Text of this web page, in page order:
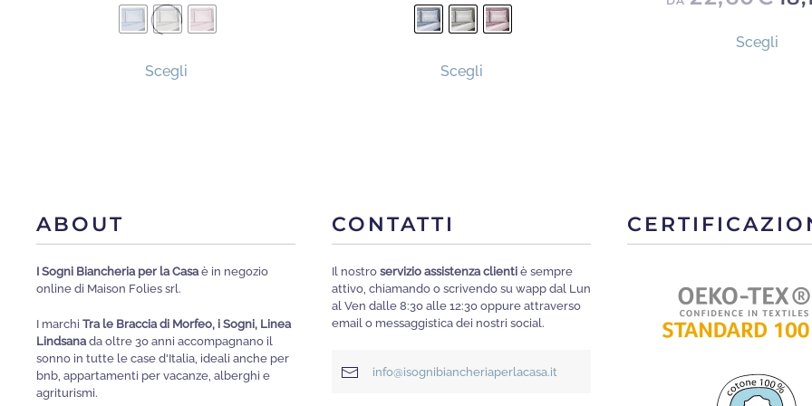
Scegliprodotto
scelte
pagina
del
prodotto
Scegliprodotto
scelte
nella
pagina
prodotto
Scegli
del
ABOUT
I Sogni Biancheria per la Casaè in negozio
online di Maison Folies srl.
I marchi Tra le Braccia di Morfeo, i Sogni, Linea
Lindsanada oltre 30 anni accompagnano il
sonno in tutte le case d'Italia, ideali anche per
bnb, appartamenti per vacanze, alberghi e
agriturismi.
CONTATTI
Il nostro servizio assistenza clienti è sempre
attivo, chiamando o scrivendo su wapp dal Lun
al Ven dalle 8:30 alle 12:30 oppure attraverso
email o messaggistica dei nostri social.
info@isognibiancheriaperlacasa.it